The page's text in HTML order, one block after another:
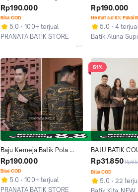
Panjang Mewah Kemeja
Keris Original Premium
Hem
Rp190.000
Bisa COD
5.0
100+ terjual
PRANATA BATIK STORE
panjang modern
kemeja cowok
Rp190.000
Hemat s.d 8% Pakai
5.0
4 terjual
Batik Aluna
Baju Kemeja Batik Pola
Keris Pria Lengan Panjang
Katun Premium Series
Rp190.000
Bisa COD
5.0
100+ terjual
PRANATA BATIK STORE
51%
BAJU BATIK
DAN ANAK LAKI-
KERIS COKLAT
Batik Pria &
Katun Polimikro
Rp31.850
Bisa COD
5.0
22